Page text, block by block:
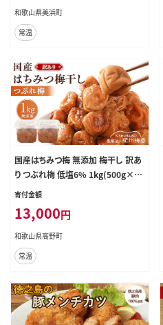
和歌山県美浜町
常温
国産はちみつ梅 無添加 梅干し 訳あ
り つぶれ梅 低塩6% 1kg(500g×2
パック) 化学調味料 無添加食品［KU
寄付金額
13,000円
和歌山県高野町
常温